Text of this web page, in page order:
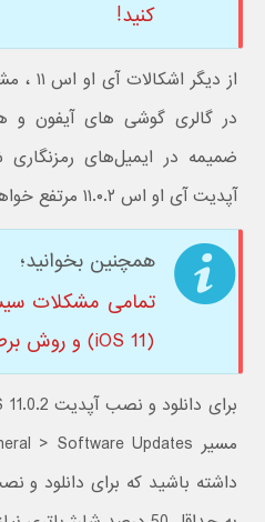
کنید!
از
در گالری گوشی های آیفون و
ضمیمه در ایمیل‌های
آپدیت آی او اس ۱۱.۰.۲ مرتفع خواهند شد.
همچنین بخوانید؛
(iOS 11) و روش برطرف کردن آن‌ها
داشته باشید که برای دانلود و